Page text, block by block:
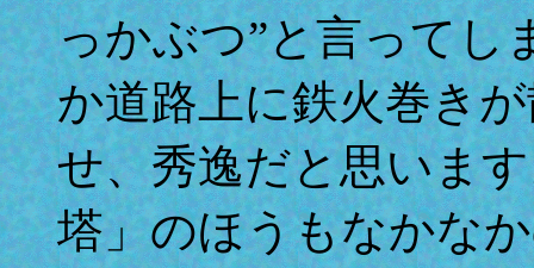
っかぶつ”と言ってし
か道路上に鉄火巻き
せ、秀逸だと思いま
塔」のほうもなかな